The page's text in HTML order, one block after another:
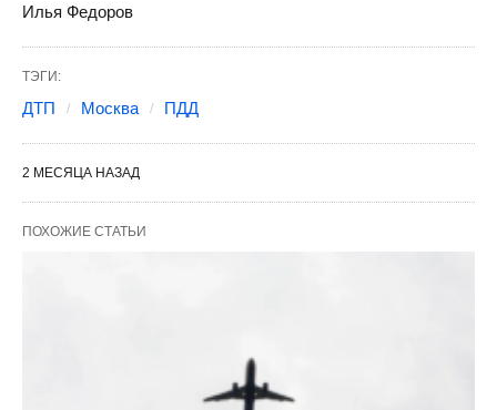
Илья Федоров
ТЭГИ:
ДТП Москва ПДД
2 МЕСЯЦА НАЗАД
ПОХОЖИЕ СТАТЬИ